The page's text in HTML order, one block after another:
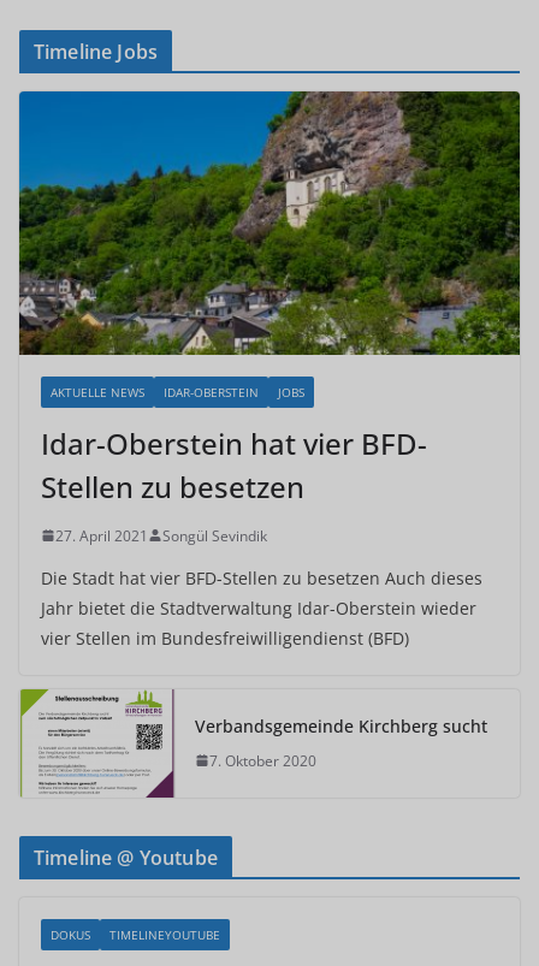
Timeline Jobs
AKTUELLE NEWS IDAR-OBERSTEIN JOBS
Idar-Oberstein hat vier BFD-
Stellen zu besetzen
27. April 2021 Songül Sevindik
Die Stadt hat vier BFD-Stellen zu besetzen Auch dieses
Jahr bietet die Stadtverwaltung Idar-Oberstein wieder
vier Stellen im Bundesfreiwilligendienst (BFD)
Verbandsgemeinde Kirchberg sucht
7. Oktober 2020
Timeline @ Youtube
DOKUS TIMELINEYOUTUBE